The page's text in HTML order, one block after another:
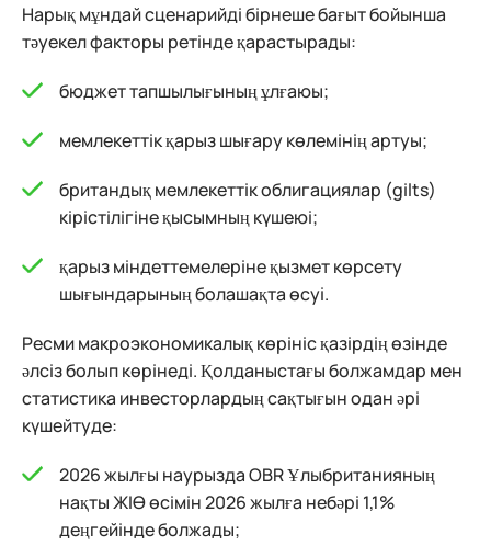
Нарық мұндай сценарийді бірнеше бағыт бойынша
тәуекел факторы ретінде қарастырады:
бюджет тапшылығының ұлғаюы;
мемлекеттік қарыз шығару көлемінің артуы;
британдық мемлекеттік облигациялар (gilts)
кірістілігіне қысымның күшеюі;
қарыз міндеттемелеріне қызмет көрсету
шығындарының болашақта өсуі.
Ресми макроэкономикалық көрініс қазірдің өзінде
әлсіз болып көрінеді. Қолданыстағы болжамдар мен
статистика инвесторлардың сақтығын одан әрі
күшейтуде:
2026 жылғы наурызда OBR Ұлыбританияның
нақты ЖІӨ өсімін 2026 жылға небәрі 1,1%
деңгейінде болжады;